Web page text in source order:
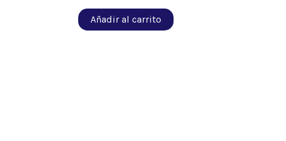
Añadir al carrito